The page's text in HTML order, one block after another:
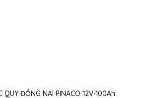
QUY ĐỒNG NAI PINACO 12V-100Ah